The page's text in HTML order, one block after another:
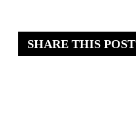
SHARE THIS POST